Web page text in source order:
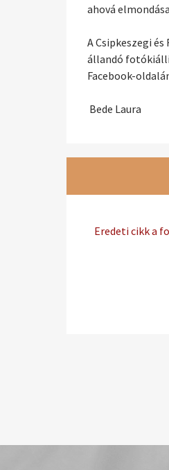
ahová
A Csipkeszegi
állandó
Facebook-
Bede Laura
Eredeti cikk a